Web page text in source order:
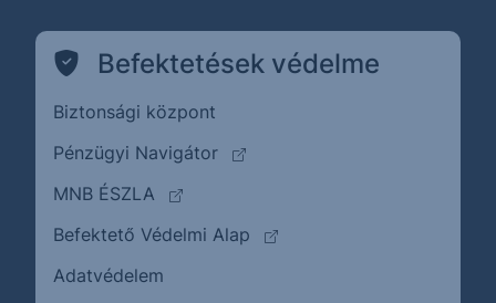
Befektetések védelme
Biztonsági központ
Pénzügyi Navigátor
(külső oldalra ugrik)
MNB ÉSZLA
(külső oldalra ugrik)
Befektető Védelmi Alap
(külső oldalra ugrik)
Adatvédelem